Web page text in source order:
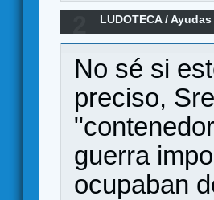
LUDOTECA/
No sé si
preciso,
guerra
ocupaban